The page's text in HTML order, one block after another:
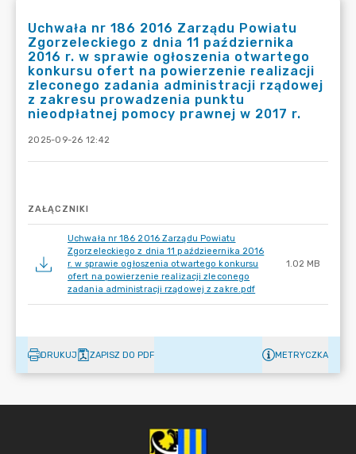
Uchwała nr 186 2016 Zarządu Powiatu
Zgorzeleckiego z dnia 11 października
2016 r. w sprawie ogłoszenia otwartego
konkursu ofert na powierzenie realizacji
zleconego zadania administracji rządowej
z zakresu prowadzenia punktu
nieodpłatnej pomocy prawnej w 2017 r.
2025-09-26 12:42
ZAŁĄCZNIKI
Uchwała nr 186 2016 Zarządu Powiatu
Zgorzeleckiego z dnia 11 paździeernika 2016
r. w sprawie ogłoszenia otwartego konkursu
ofert na powierzenie realizacji zleconego
zadania administracji rządowej z zakre.pdf
1.02 MB
DRUKUJ ZAPISZ DO PDF METRYCZKA